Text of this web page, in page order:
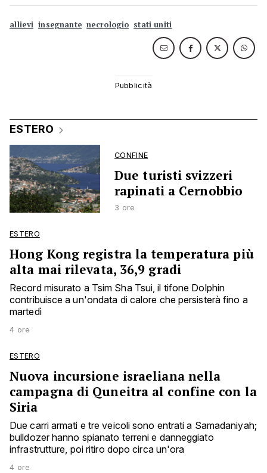
allievi insegnante necrologio stati uniti
ESTERO
CONFINE
Due turisti svizzeri
rapinati a Cernobbio
3 ore
ESTERO
Hong Kong registra la temperatura più
alta mai rilevata, 36,9 gradi
Record misurato a Tsim Sha Tsui, il tifone Dolphin
contribuisce a un'ondata di calore che persisterà fino a
martedì
4 ore
ESTERO
Nuova incursione israeliana nella
campagna di Quneitra al confine con la
Siria
Due carri armati e tre veicoli sono entrati a Samadaniyah;
bulldozer hanno spianato terreni e danneggiato
infrastrutture, poi ritiro dopo circa un'ora
4 ore